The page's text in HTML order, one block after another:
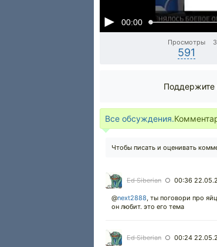
00:00
Просмотры
591
Поддержите
Все обсуждения.
Чтобы писать и оценивать
Ed Siberian ○ 00:36
@next2888, ты поговори про
он любит. это его тема
Ed Siberian ○ 00:24